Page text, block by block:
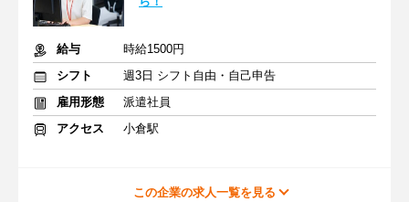
給与
時給1500円
シフト
週3日 シフト自由・自己申告
雇用形態
派遣社員
アクセス
小倉駅
この企業の求人一覧を見る